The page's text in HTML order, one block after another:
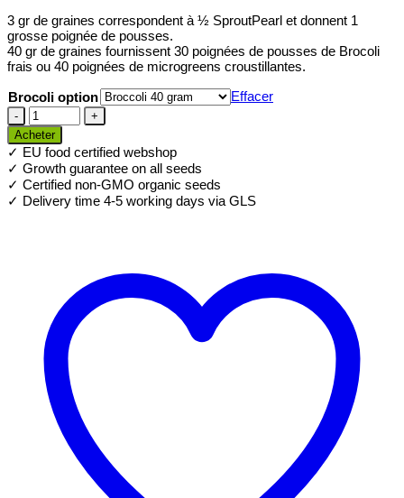
3 gr de graines correspondent à ½ SproutPearl et donnent 1
grosse poignée de pousses.
40 gr de graines fournissent 30 poignées de pousses de Brocoli
frais ou 40 poignées de microgreens croustillantes.
Brocoli option
Effacer
quantité
de
Graines
de
Brocoli
Italica
Bio
Acheter
✓ EU food certified webshop
✓ Growth guarantee on all seeds
✓ Certified non-GMO organic seeds
✓ Delivery time 4-5 working days via GLS